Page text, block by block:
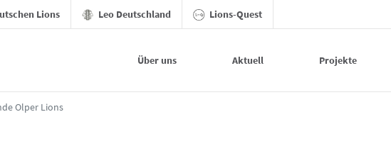
Lions Leo Deutschland Lions-Quest
Über uns Aktuell Projekte
Olper Lions